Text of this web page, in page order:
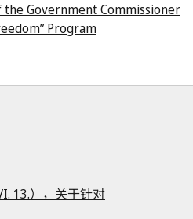
Government Commissioner
Program
13.），关于针对